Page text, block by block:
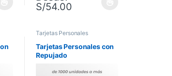
elegir en la página de producto
variantes. Las opciones se pueden elegir en la
S/54.00
Este producto tiene múltiples variantes.
Tarjetas Personales
Tarjetas Personales con
Repujado